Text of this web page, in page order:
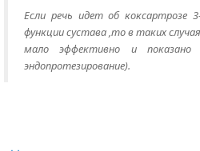
Если речь идет об коксартрозе
функции сустава ,то в таких
мало эффективно и показано
эндопротезирование).